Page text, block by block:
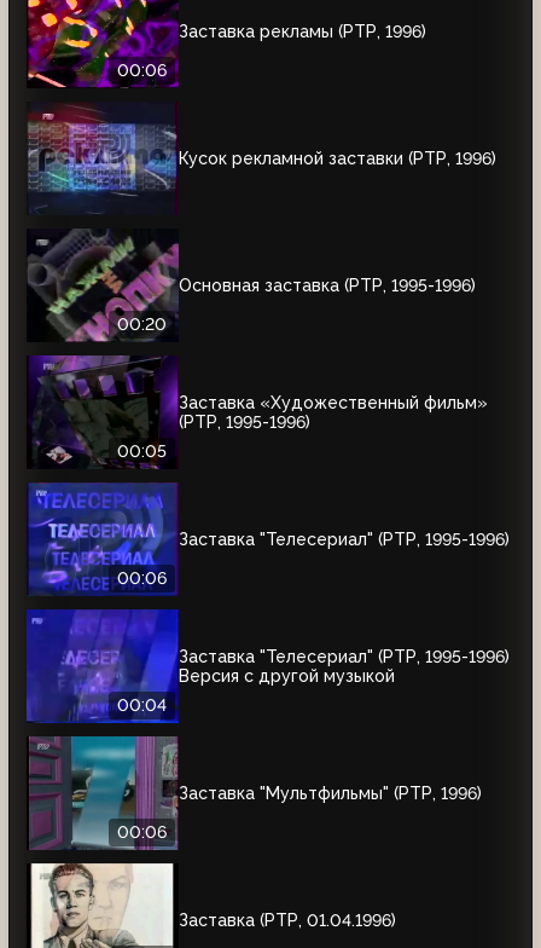
00:06
Заставка рекламы (РТР, 1996)
Кусок рекламной заставки (РТР, 1996)
00:20
Основная заставка (РТР, 1995-1996)
00:05
Заставка «Художественный фильм»
(РТР, 1995-1996)
00:06
Заставка "Телесериал" (РТР, 1995-1996)
00:04
Заставка "Телесериал" (РТР, 1995-1996)
Версия с другой музыкой
00:06
Заставка "Мультфильмы" (РТР, 1996)
Заставка (РТР, 01.04.1996)